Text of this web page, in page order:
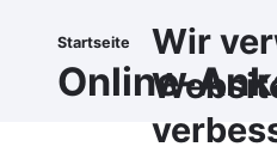
Wir
Startseite
Online-